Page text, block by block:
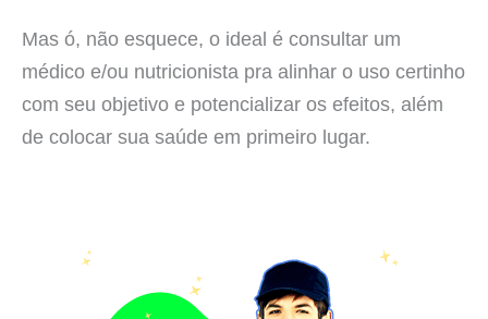
Mas ó, não esquece, o ideal é consultar um
médico e/ou nutricionista pra alinhar o uso certinho
com seu objetivo e potencializar os efeitos, além
de colocar sua saúde em primeiro lugar.